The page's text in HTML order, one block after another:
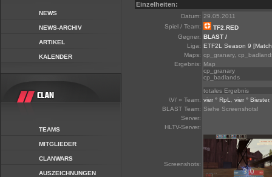
NEWS
NEWS-ARCHIV
ARTIKEL
KALENDER
TEAMS
MITGLIEDER
CLANWARS
AUSZEICHNUNGEN
Einzelheiten:
Datum: 29.05.2011
Spiel / Team:
TF2.RED
Gegner: BLAST /
Liga: ETF2L Season 9
Maps: cp_granary,
Ergebnis: Map
cp_granary
cp_badlands
totales Ergebnis
\V/ » Team: vier ° RpL vier ° Biester,
BLAST Team: Siehe Screenshots!
Server:
HLTV-Server:
Screenshots: